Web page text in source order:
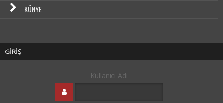
KÜNYE
GİRİŞ
Kullanıcı Adı